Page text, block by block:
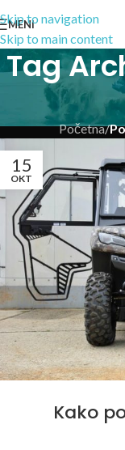
Skip to navigation
Skip to main content
MENI
Tag
Početna/
15
OKT
Kako